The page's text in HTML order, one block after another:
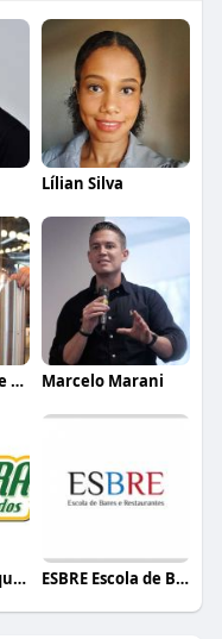
Lílian Silva
Carlos Henrique de Faria Vasconcelos Marcelo Marani
Nogueira Brinquedos ESBRE Escola de Bares e Restaurantes